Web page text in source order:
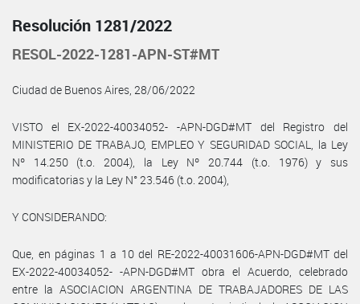
Resolución 1281/2022
RESOL-2022-1281-APN-ST#MT
Ciudad de Buenos Aires, 28/06/2022
VISTO el EX-2022-40034052- -APN-DGD#MT del Registro del
MINISTERIO DE TRABAJO, EMPLEO Y SEGURIDAD SOCIAL, la Ley
Nº 14.250 (t.o. 2004), la Ley Nº 20.744 (t.o. 1976) y sus
modificatorias y la Ley N° 23.546 (t.o. 2004),
Y CONSIDERANDO:
Que, en páginas 1 a 10 del RE-2022-40031606-APN-DGD#MT del
EX-2022-40034052- -APN-DGD#MT obra el Acuerdo, celebrado
entre la ASOCIACION ARGENTINA DE TRABAJADORES DE LAS